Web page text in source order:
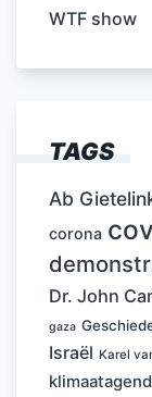
WTF show
TAGS
Ab
corona
Dr. John
gaza
Israël Karel